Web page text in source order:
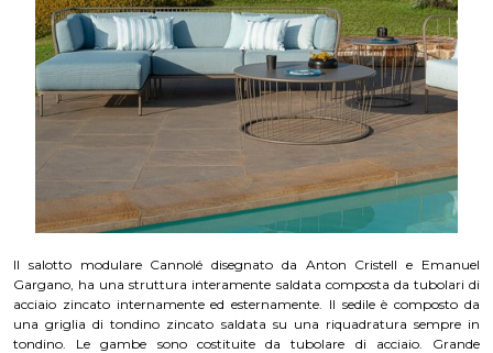
Il salotto modulare Cannolé disegnato da Anton Cristell e Emanuel
Gargano, ha una struttura interamente saldata composta da tubolari di
acciaio zincato internamente ed esternamente. Il sedile è composto da
una griglia di tondino zincato saldata su una riquadratura sempre in
tondino. Le gambe sono costituite da tubolare di acciaio. Grande